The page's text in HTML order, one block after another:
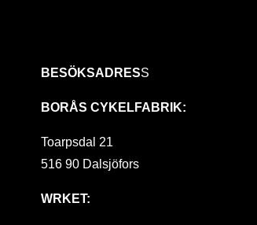
BESÖKSADRESS
BORÅS CYKELFABRIK:
Toarpsdal 21
516 90 Dalsjöfors
WRKET: